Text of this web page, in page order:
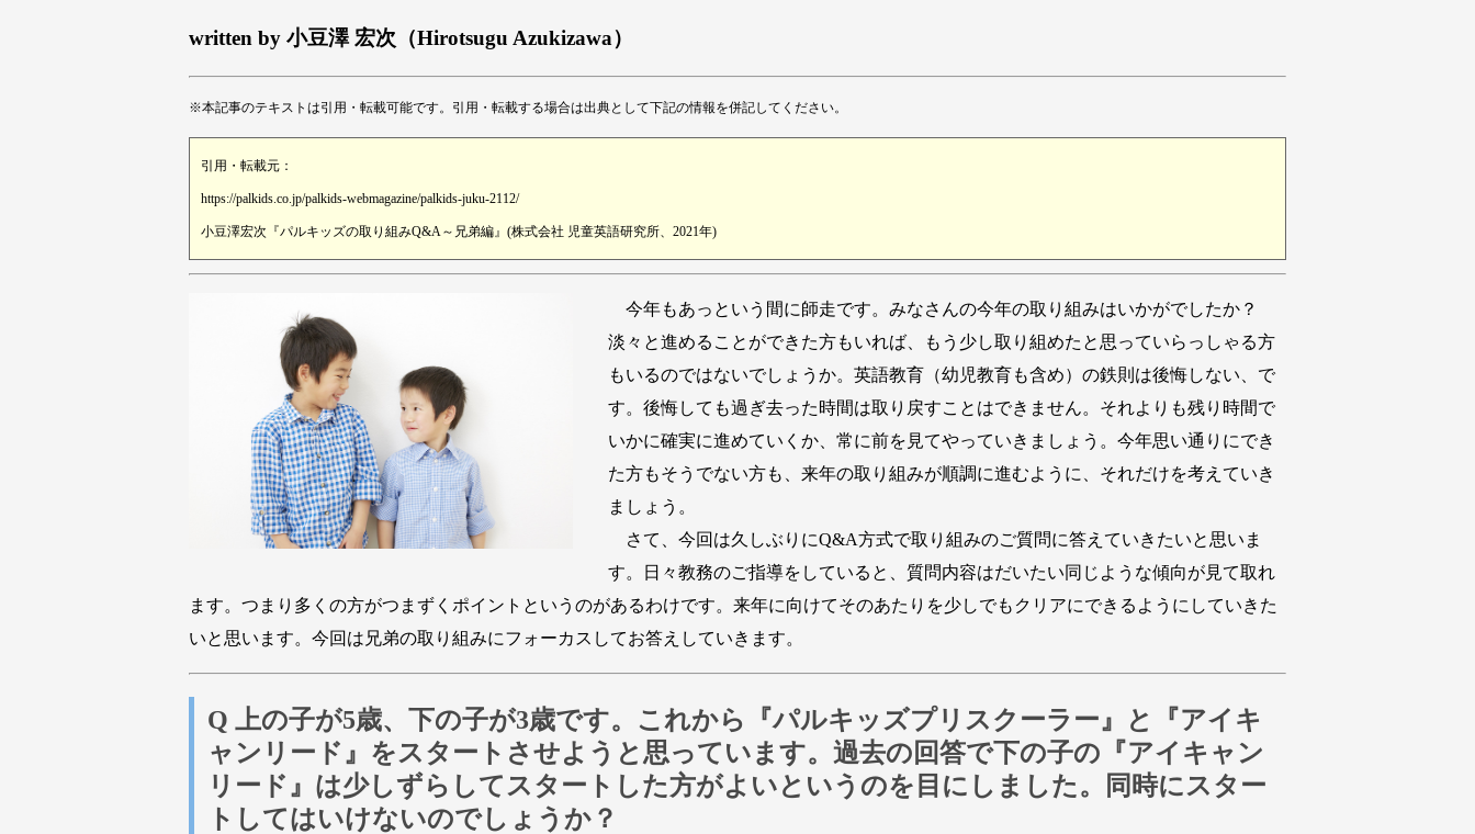
written by 小豆澤 宏次（Hirotsugu Azukizawa）
※本記事のテキストは引用・転載可能です。引用・転載する場合は出典として下記の情報を併記してください。
引用・転載元：
https://palkids.co.jp/palkids-webmagazine/palkids-juku-2112/
小豆澤宏次『パルキッズの取り組みQ&A～兄弟編』(株式会社 児童英語研究所、2021年)
今年もあっという間に師走です。みなさんの今年の取り組みはいかがでしたか？
淡々と進めることができた方もいれば、もう少し取り組めたと思っていらっしゃる方
もいるのではないでしょうか。英語教育（幼児教育も含め）の鉄則は後悔しない、で
す。後悔しても過ぎ去った時間は取り戻すことはできません。それよりも残り時間で
いかに確実に進めていくか、常に前を見てやっていきましょう。今年思い通りにでき
た方もそうでない方も、来年の取り組みが順調に進むように、それだけを考えていき
ましょう。
さて、今回は久しぶりにQ&A方式で取り組みのご質問に答えていきたいと思いま
す。日々教務のご指導をしていると、質問内容はだいたい同じような傾向が見て取れ
ます。つまり多くの方がつまずくポイントというのがあるわけです。来年に向けてそのあたりを少しでもクリアにできるようにしていきた
いと思います。今回は兄弟の取り組みにフォーカスしてお答えしていきます。
Q 上の子が5歳、下の子が3歳です。これから『パルキッズプリスクーラー』と『アイキ
ャンリード』をスタートさせようと思っています。過去の回答で下の子の『アイキャン
リード』は少しずらしてスタートした方がよいというのを目にしました。同時にスター
トしてはいけないのでしょうか？